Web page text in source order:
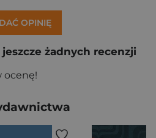
OPINIĘ
żadnych recenzji
ocenę!